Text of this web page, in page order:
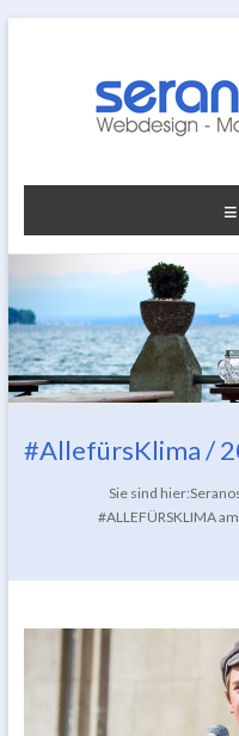
#AllefürsKlima /
Sie sind hier:
#ALLEFÜRSKLIMA